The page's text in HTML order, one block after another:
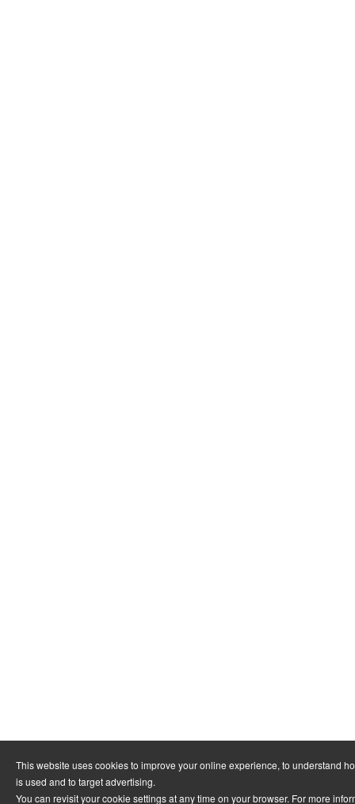
This website uses cookies to improve your online experience, to understand
is used and to target advertising.
You can revisit your cookie settings at any time on your browser. For more